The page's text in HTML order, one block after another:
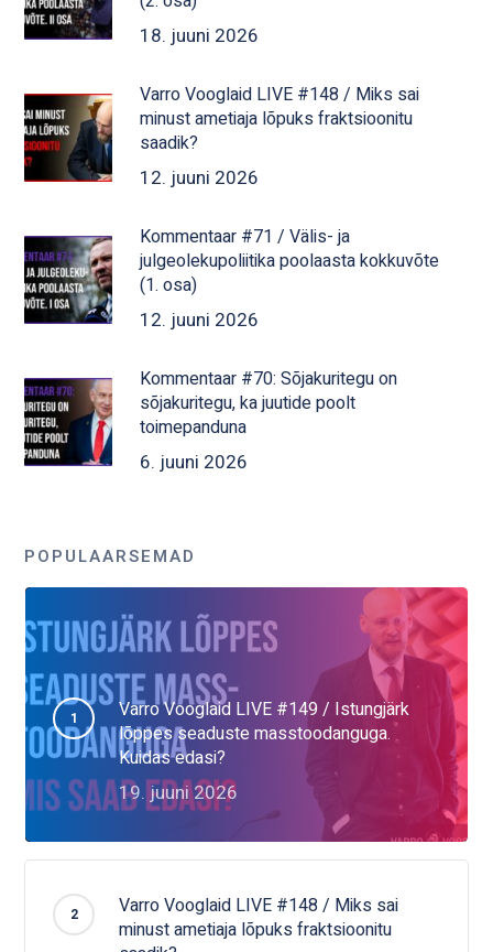
18. juuni 2026
Varro Vooglaid LIVE #148 / Miks sai
minust ametiaja lõpuks fraktsioonitu
saadik?
12. juuni 2026
Kommentaar #71 / Välis- ja
julgeolekupoliitika poolaasta kokkuvõte
(1. osa)
12. juuni 2026
Kommentaar #70: Sõjakuritegu on
sõjakuritegu, ka juutide poolt
toimepanduna
6. juuni 2026
POPULAARSEMAD
Varro Vooglaid LIVE #149 / Istungjärk
lõppes seaduste masstoodanguga.
Kuidas edasi?
19. juuni 2026
Varro Vooglaid LIVE #148 / Miks sai
minust ametiaja lõpuks fraktsioonitu